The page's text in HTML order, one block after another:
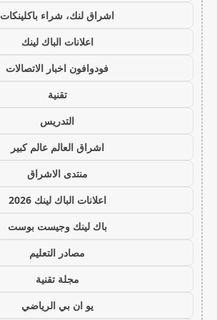
اشراق لنك، شراء باكلينكات
اعلانات الباك لينك
فودوافون اخبار الاتصالات
تقنية
التدريس
اشراق العالم عالم كبير
منتدى الاشراق
اعلانات الباك لينك 2026
باك لينك وجيست بوست
مصادر التعليم
مجلة تقنية
يو ان بي الرياضي